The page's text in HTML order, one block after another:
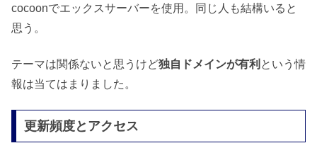
cocoonでエックスサーバーを使用。同じ人も結構いると
思う。
テーマは関係ないと思うけど独自ドメインが有利 という情
報は当てはまりました。
更新頻度とアクセス